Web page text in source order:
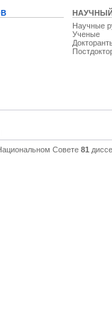
Научные
Ученые
Совете 81